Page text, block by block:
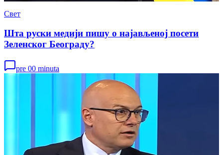
Свет
Шта руски медији пишу о најављеној посети
Зеленског Београду?
pre 00 minuta